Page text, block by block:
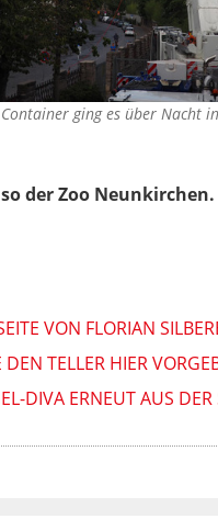
ging es über Nacht
der Zoo Neunkirchen.
VON FLORIAN
TELLER HIER
DIVA ERNEUT AUS DER